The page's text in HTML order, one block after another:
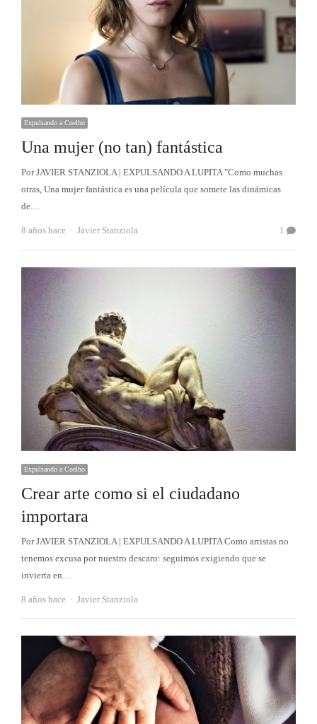
Expulsando a Coelho
Una mujer (no tan) fantástica
Por JAVIER STANZIOLA | EXPULSANDO A LUPITA "Como muchas
otras, Una mujer fantástica es una película que somete las dinámicas
de…
8 años hace Autor
Javier Stanziola 1
Expulsando a Coelho
Crear arte como si el ciudadano
importara
Por JAVIER STANZIOLA | EXPULSANDO A LUPITA Como artistas no
tenemos excusa por nuestro descaro: seguimos exigiendo que se
invierta en…
8 años hace Autor
Javier Stanziola